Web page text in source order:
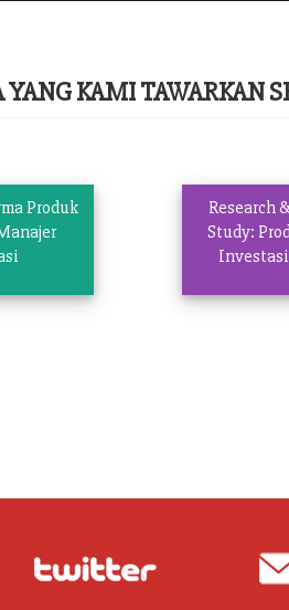
YANG KAMI TAWARKAN
Produk
Research
Study: